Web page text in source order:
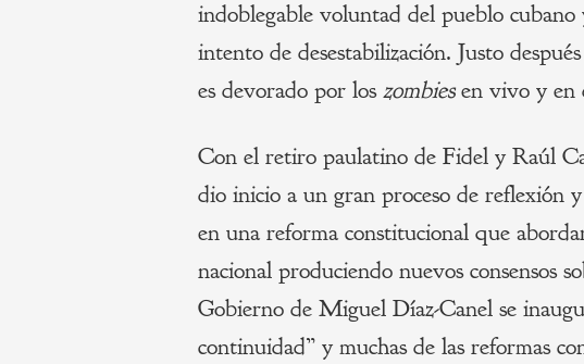
indoblegable voluntad del pueblo
intento de desestabilización. Justo
es devorado por loszombiesen vivo y en
Con el retiro paulatino de Fidel y Raúl
dio inicio a un gran proceso de reflexión
en una reforma constitucional que
nacional produciendo nuevos consensos
Gobierno de Miguel Díaz-Canel se
continuidad” y muchas de las reformas